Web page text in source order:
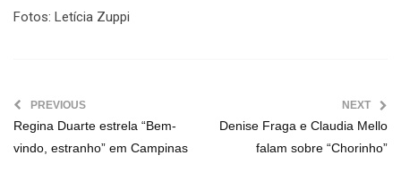
Fotos: Letícia Zuppi
PREVIOUS
Regina Duarte estrela “Bem-
vindo, estranho” em Campinas
NEXT
Denise Fraga e Claudia Mello
falam sobre “Chorinho”